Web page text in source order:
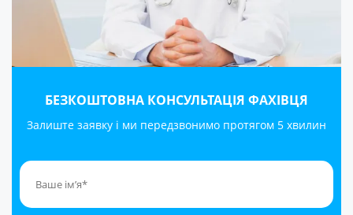
БЕЗКОШТОВНА КОНСУЛЬТАЦІЯ ФАХІВЦЯ
Залиште заявку і ми передзвонимо протягом 5 хвилин